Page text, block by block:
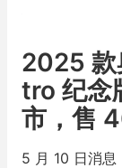
2025 款
tro 纪念
市，售
5 月 10 日消